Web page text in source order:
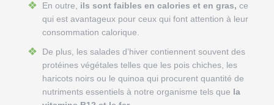
En outre, ils sont faibles en calories et en gras, ce
qui est avantageux pour ceux qui font attention à leur
consommation calorique.
De plus, les salades d’hiver contiennent souvent des
protéines végétales telles que les pois chiches, les
haricots noirs ou le quinoa qui procurent quantité de
nutriments essentiels à notre organisme tels que la